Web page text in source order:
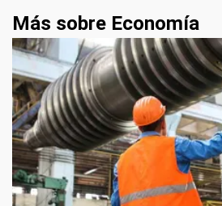
Más sobre Economía